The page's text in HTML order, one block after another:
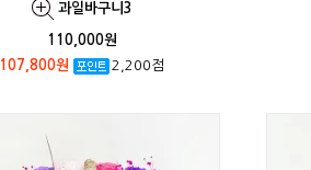
과일바구니3
110,000원
107,800원
2,200점